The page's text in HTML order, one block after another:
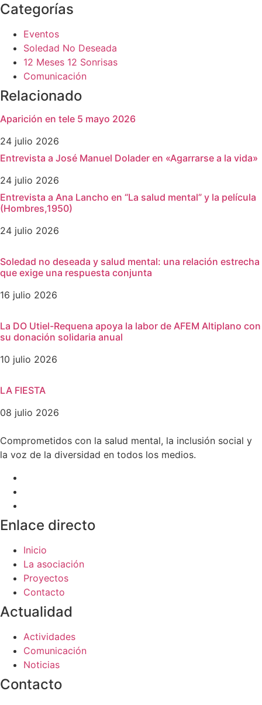
Categorías
Eventos
Soledad No Deseada
12 Meses 12 Sonrisas
Comunicación
Relacionado
Aparición en tele 5 mayo 2026
24 julio 2026
Entrevista a José Manuel Dolader en «Agarrarse a la vida»
24 julio 2026
Entrevista a Ana Lancho en “La salud mental” y la película
(Hombres,1950)
24 julio 2026
Soledad no deseada y salud mental: una relación estrecha
que exige una respuesta conjunta
16 julio 2026
La DO Utiel-Requena apoya la labor de AFEM Altiplano con
su donación solidaria anual
10 julio 2026
LA FIESTA
08 julio 2026
Comprometidos con la salud mental, la inclusión social y
la voz de la diversidad en todos los medios.
Enlace directo
Inicio
La asociación
Proyectos
Contacto
Actualidad
Actividades
Comunicación
Noticias
Contacto